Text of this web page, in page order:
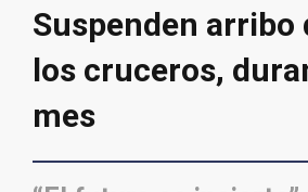
Suspenden arribo
los cruceros,
mes